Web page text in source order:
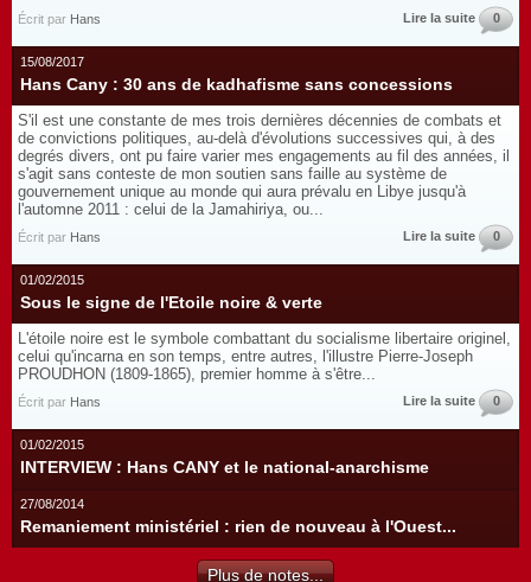
Écrit par Hans Lire la suite 0
15/08/2017
Hans Cany : 30 ans de kadhafisme sans concessions
S'il est une constante de mes trois dernières décennies de combats et
de convictions politiques, au-delà d'évolutions successives qui, à des
degrés divers, ont pu faire varier mes engagements au fil des années, il
s'agit sans conteste de mon soutien sans faille au système de
gouvernement unique au monde qui aura prévalu en Libye jusqu'à
l'automne 2011 : celui de la Jamahiriya, ou...
Écrit par Hans Lire la suite 0
01/02/2015
Sous le signe de l'Etoile noire & verte
L'étoile noire est le symbole combattant du socialisme libertaire originel,
celui qu'incarna en son temps, entre autres, l'illustre Pierre-Joseph
PROUDHON (1809-1865), premier homme à s'être...
Écrit par Hans Lire la suite 0
01/02/2015
INTERVIEW : Hans CANY et le national-anarchisme
27/08/2014
Remaniement ministériel : rien de nouveau à l'Ouest...
Plus de notes...